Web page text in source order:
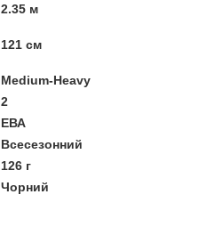
2.35 м
121 см
Medium-Heavy
2
ЕВА
Всесезонний
126 г
Чорний